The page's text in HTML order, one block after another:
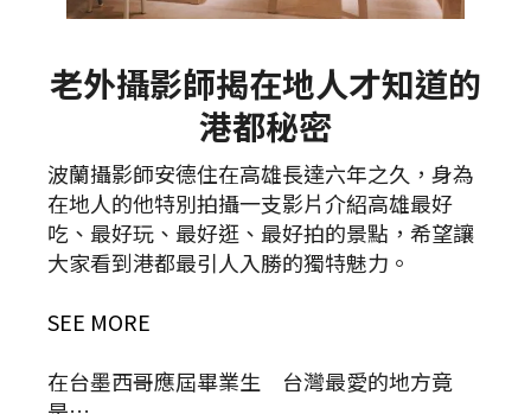
老外攝影師揭在地人才知道的
港都秘密
波蘭攝影師安德住在高雄長達六年之久，身為
在地人的他特別拍攝一支影片介紹高雄最好
吃、最好玩、最好逛、最好拍的景點，希望讓
大家看到港都最引人入勝的獨特魅力。
SEE MORE
在台墨西哥應屆畢業生 台灣最愛的地方竟